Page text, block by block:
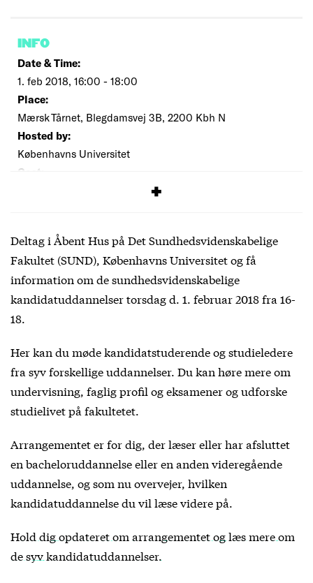
INFO
Date & Time:
1. feb 2018, 16:00 - 18:00
Place:
Mærsk Tårnet, Blegdamsvej 3B, 2200 Kbh N
Hosted by:
Københavns Universitet
Cost:
Deltag i Åbent Hus på Det Sundhedsvidenskabelige
Fakultet (SUND), Københavns Universitet og få
information om de sundhedsvidenskabelige
kandidatuddannelser torsdag d. 1. februar 2018 fra 16-
18.
Her kan du møde kandidatstuderende og studieledere
fra syv forskellige uddannelser. Du kan høre mere om
undervisning, faglig profil og eksamener og udforske
studielivet på fakultetet.
Arrangementet er for dig, der læser eller har afsluttet
en bacheloruddannelse eller en anden videregående
uddannelse, og som nu overvejer, hvilken
kandidatuddannelse du vil læse videre på.
Hold dig opdateret om arrangementet og læs mere om
de syv kandidatuddannelser.